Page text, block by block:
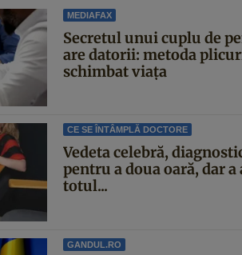
MEDIAFAX
Secretul unui cuplu de
are datorii: metoda
schimbat viața
CE SE ÎNTÂMPLĂ DOCTORE
Vedeta celebră,
pentru a doua oară, dar a
totul...
GANDUL.RO